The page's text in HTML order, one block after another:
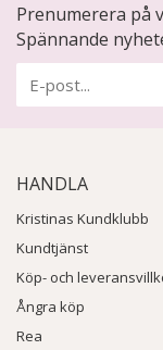
Prenumerera på
Spännande
HANDLA
Kristinas Kundklubb
Kundtjänst
Köp- och
Ångra köp
Rea